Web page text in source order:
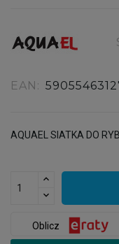
EAN:
AQUAEL SIATKA DO
Oblicz